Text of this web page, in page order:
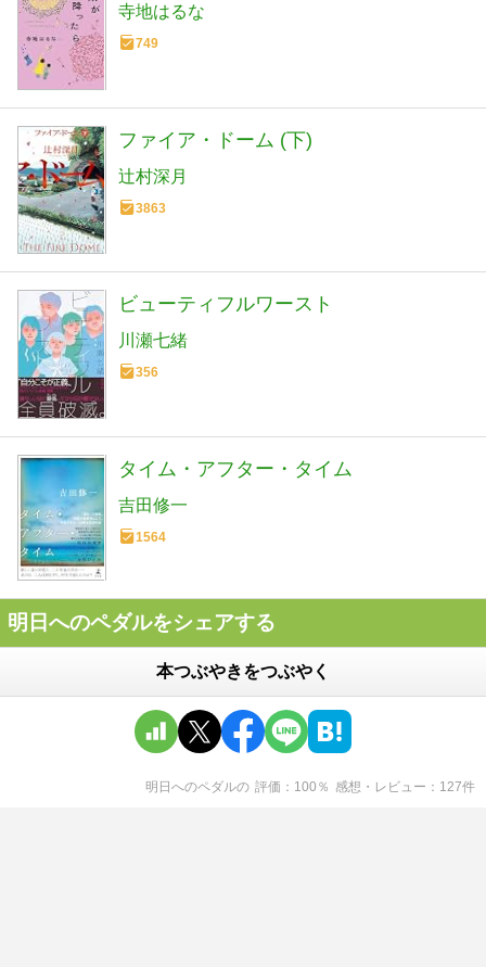
寺地はるな
749
ファイア・ドーム (下)
辻村深月
3863
ビューティフルワースト
川瀬七緒
356
タイム・アフター・タイム
吉田修一
1564
明日へのペダルをシェアする
本つぶやきをつぶやく
明日へのペダルの 評価 100 ％ 感想・レビュー 127件